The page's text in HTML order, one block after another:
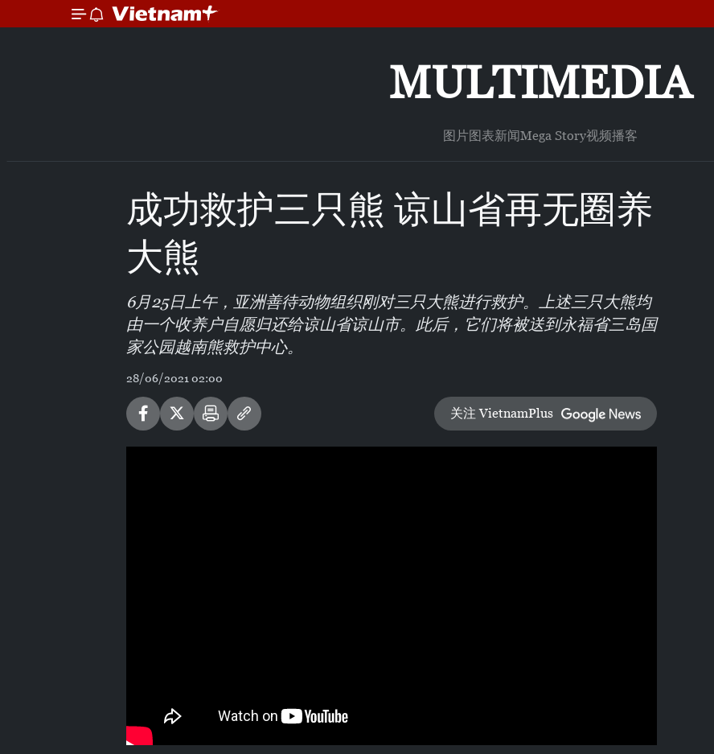
MULTIMEDIA
图片图表新闻Mega Story视频播客
成功救护三只熊 谅山省再无圈养
大熊
6月25日上午，亚洲善待动物组织刚对三只大熊进行救护。上述三只大熊均
由一个收养户自愿归还给谅山省谅山市。此后，它们将被送到永福省三岛国
家公园越南熊救护中心。
28/06/2021 02:00
关注 VietnamPlus